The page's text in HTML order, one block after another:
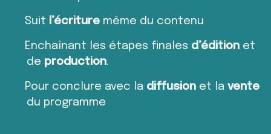
Suit l’écriture même du contenu
Enchaînant les étapes finales d’édition et
de production.
Pour conclure avec la diffusion et lavente
du programme